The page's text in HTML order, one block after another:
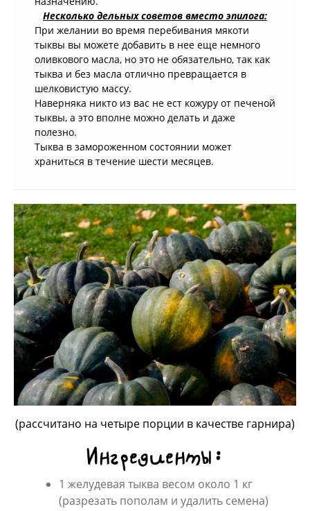
Несколько дельных советов вместо эпилога:
При желании во время перебивания мякоти
тыквы вы можете добавить в нее еще немного
оливкового масла, но это не обязательно, так как
тыква и без масла отлично превращается в
шелковистую массу.
Наверняка никто из вас не ест кожуру от печеной
тыквы, а это вполне можно делать и даже
полезно.
Тыква в замороженном состоянии может
храниться в течение шести месяцев.
(рассчитано на четыре порции в качестве гарнира)
Ингредиенты:
1 желудевая тыква весом около 1 кг
(разрезать пополам и удалить семена)